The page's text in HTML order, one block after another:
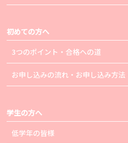
初めての方へ
3つのポイント・合格への道
お申し込みの流れ・お申し込み方法
学生の方へ
低学年の皆様